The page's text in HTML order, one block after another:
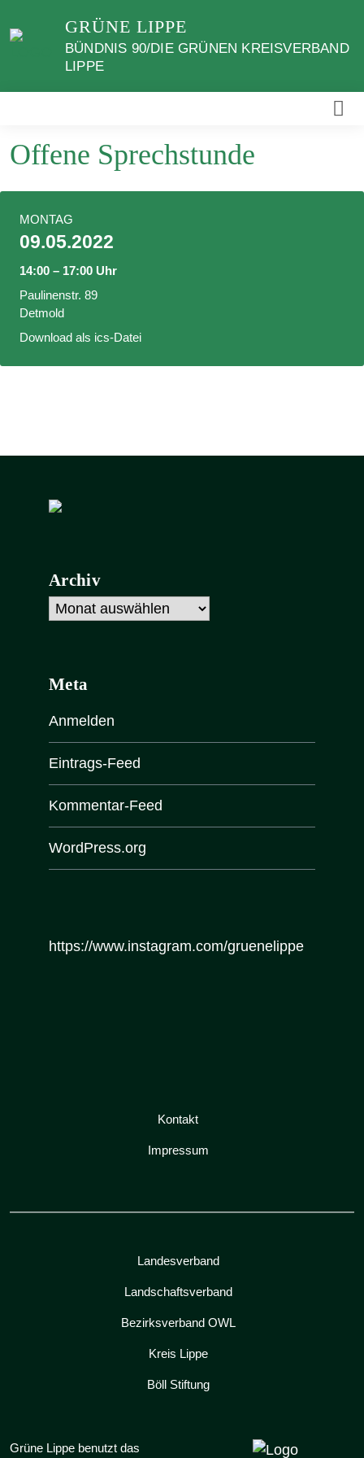
zum
GRÜNE LIPPE
BÜNDNIS 90/DIE GRÜNEN KREISVERBAND
LIPPE
Offene Sprechstunde
MONTAG
09.05.2022
14:00 – 17:00 Uhr
Paulinenstr. 89
Detmold
Download als ics-Datei
Archiv
Archiv
Meta
Anmelden
Eintrags-Feed
Kommentar-Feed
WordPress.org
https://www.instagram.com/gruenelippe
Kontakt
Impressum
Landesverband
Landschaftsverband
Bezirksverband OWL
Kreis Lippe
Böll Stiftung
Grüne Lippe benutzt das